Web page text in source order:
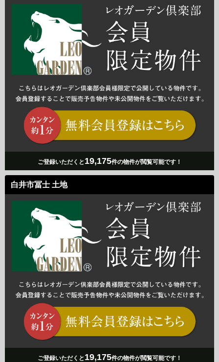
ご登録いただくと 19,175件の物件が閲覧可能です！
白井市冨士 土地
ご登録いただくと 19,175件の物件が閲覧可能です！